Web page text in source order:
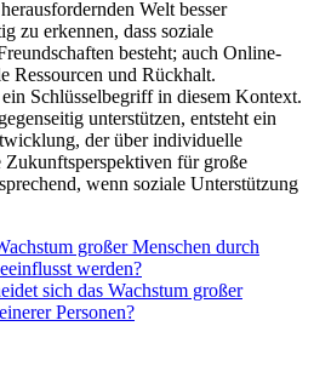
Welt besser
zu erkennen, dass soziale
besteht; auch Online-
Ressourcen und Rückhalt.
Schlüsselbegriff in diesem Kontext.
unterstützen, entsteht ein
der über individuelle
für große
wenn soziale Unterstützung
großer Menschen durch
werden?
sich das Wachstum großer
Personen?